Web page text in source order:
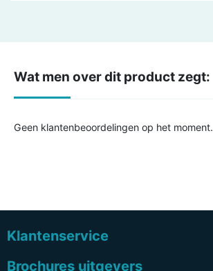
Wat men over dit product zegt:
Geen klantenbeoordelingen op het moment.
Klantenservice
Brochures uitgevers